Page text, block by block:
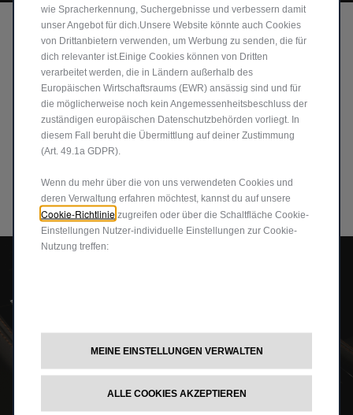
WÄHLEN SIE IHREN FAHRMODUS
Wählen Sie den Fahrstil, der am besten zu Ihnen passt.
Dank der Drehregler-Gangschaltung können Sie zwischen
drei verschiedenen Fahrmodi wählen: Der Hybridmodus
gewährleistet die kombinierte Nutzung beider Motoren; e-
Save ermöglicht das Aufladen der Batterie während der
Fahrt und überlässt den Antrieb ausschließlich dem
Verbrennungsmotor; der Elektromodus sorgt für null CO
Mobilität.
wie Spracherkennung, Suchergebnisse und verbessern damit
unser Angebot für dich.Unsere Website könnte auch Cookies
von Drittanbietern verwenden, um Werbung zu senden, die für
dich relevanter ist.Einige Cookies können von Dritten
verarbeitet werden, die in Ländern außerhalb des
Europäischen Wirtschaftsraums (EWR) ansässig sind und für
die möglicherweise noch kein Angemessenheitsbeschluss der
zuständigen europäischen Datenschutzbehörden vorliegt. In
diesem Fall beruht die Übermittlung auf deiner Zustimmung
(Art. 49.1a GDPR).
Wenn du mehr über die von uns verwendeten Cookies und
deren Verwaltung erfahren möchtest, kannst du auf unsere
Cookie-Richtlinie zugreifen oder über die Schaltfläche Cookie-
Einstellungen Nutzer-individuelle Einstellungen zur Cookie-
Nutzung treffen:
MEINE EINSTELLUNGEN VERWALTEN
ALLE COOKIES AKZEPTIEREN